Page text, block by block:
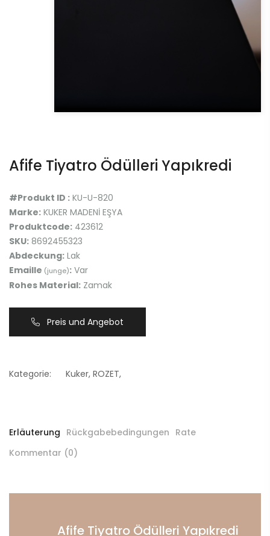
Afife Tiyatro Ödülleri Yapıkredi
#Produkt ID : KU-U-820
Marke: KUKER MADENİ EŞYA
Produktcode: 423612
SKU: 8692455323
Abdeckung: Lak
Emaille (junge): Var
Rohes Material: Zamak
Preis und Angebot
Kategorie: Kuker, ROZET,
Erläuterung Rückgabebedingungen Rate
Kommentar (0)
Afife Tiyatro Ödülleri Yapıkredi